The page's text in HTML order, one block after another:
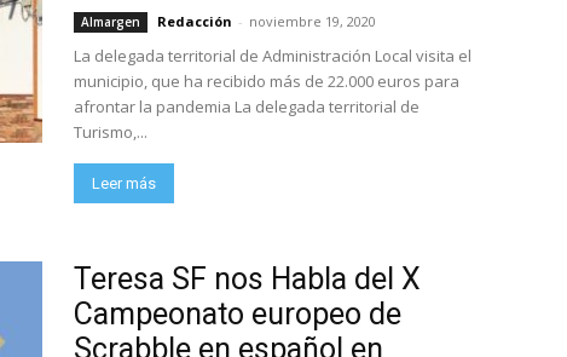
Almargen Redacción - noviembre 19, 2020
La delegada territorial de Administración Local visita el
municipio, que ha recibido más de 22.000 euros para
afrontar la pandemia La delegada territorial de
Turismo,...
Leer más
Teresa SF nos Habla del X
Campeonato europeo de
Scrabble en español en